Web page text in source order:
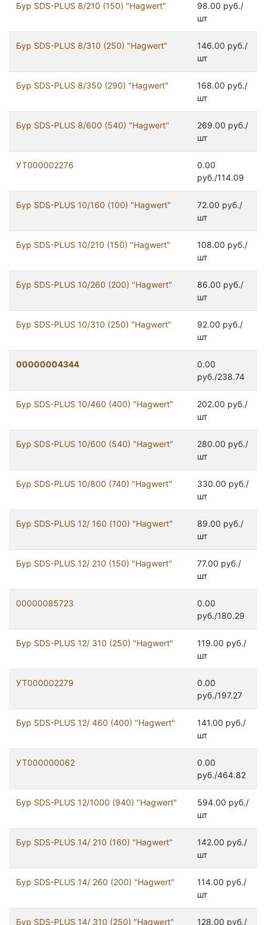
Бур SDS-PLUS 8/210 (150) "Hagwert"
98.00 руб./
шт
Бур SDS-PLUS 8/310 (250) "Hagwert"
146.00 руб./
шт
Бур SDS-PLUS 8/350 (290) "Hagwert"
168.00 руб./
шт
Бур SDS-PLUS 8/600 (540) "Hagwert"
269.00 руб./
шт
УТ000002276
0.00
руб./114.09
Бур SDS-PLUS 10/160 (100) "Hagwert"
72.00 руб./
шт
Бур SDS-PLUS 10/210 (150) "Hagwert"
108.00 руб./
шт
Бур SDS-PLUS 10/260 (200) "Hagwert"
86.00 руб./
шт
Бур SDS-PLUS 10/310 (250) "Hagwert"
92.00 руб./
шт
00000004344
0.00
руб./238.74
Бур SDS-PLUS 10/460 (400) "Hagwert"
202.00 руб./
шт
Бур SDS-PLUS 10/600 (540) "Hagwert"
280.00 руб./
шт
Бур SDS-PLUS 10/800 (740) "Hagwert"
330.00 руб./
шт
Бур SDS-PLUS 12/ 160 (100) "Hagwert"
89.00 руб./
шт
Бур SDS-PLUS 12/ 210 (150) "Hagwert"
77.00 руб./
шт
00000085723
0.00
руб./180.29
Бур SDS-PLUS 12/ 310 (250) "Hagwert"
119.00 руб./
шт
УТ000002279
0.00
руб./197.27
Бур SDS-PLUS 12/ 460 (400) "Hagwert"
141.00 руб./
шт
УТ000000062
0.00
руб./464.82
Бур SDS-PLUS 12/1000 (940) "Hagwert"
594.00 руб./
шт
Бур SDS-PLUS 14/ 210 (160) "Hagwert"
142.00 руб./
шт
Бур SDS-PLUS 14/ 260 (200) "Hagwert"
114.00 руб./
шт
Бур SDS-PLUS 14/ 310 (250) "Hagwert" 128.00 руб./